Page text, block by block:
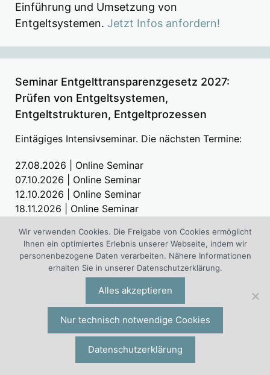
Einführung und Umsetzung von
Entgeltsystemen. Jetzt Infos anfordern!
Seminar Entgelttransparenzgesetz 2027:
Prüfen von Entgeltsystemen,
Entgeltstrukturen, Entgeltprozessen
Eintägiges Intensivseminar. Die nächsten Termine:
27.08.2026 | Online Seminar
07.10.2026 | Online Seminar
12.10.2026 | Online Seminar
18.11.2026 | Online Seminar
14.12.2026 | Online Seminar
19.03.2027 | Online Seminar
12.05.2027 | Online Seminar
17.09.2027 | Online Seminar
06.12.2027 | Online Seminar
Seminarinfos anfordern
Weitere Seminare zu Entgeltthemen
Wir verwenden Cookies. Die Freigabe von Cookies ermöglicht
Ihnen ein optimiertes Erlebnis unserer Webseite, indem wir
personenbezogene Daten verarbeiten. Nähere Informationen
erhalten Sie in unserer Datenschutzerklärung.
Alles akzeptieren
Nur technisch notwendige Cookies
Datenschutzerklärung